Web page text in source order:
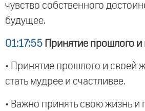
чувство собственного
будущее.
01:17:55 Принятие прошлого
• Принятие прошлого и своей
стать мудрее и счастливее.
• Важно принять свою жизнь и